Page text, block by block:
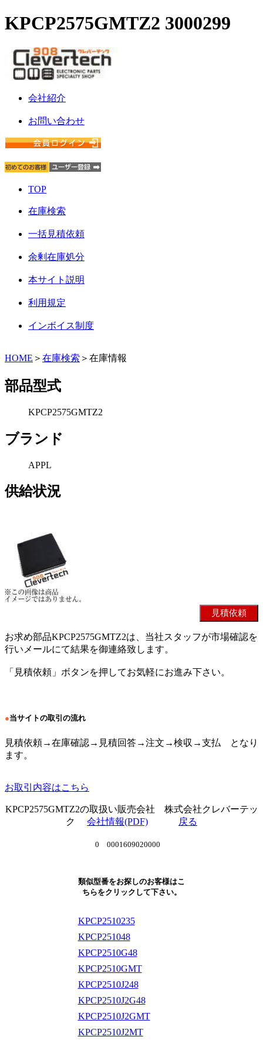
KPCP2575GMTZ2 3000299
会社紹介
お問い合わせ
TOP
在庫検索
一括見積依頼
余剰在庫処分
本サイト説明
利用規定
インボイス制度
HOME ＞ 在庫検索 ＞在庫情報
部品型式
KPCP2575GMTZ2
ブランド
APPL
供給状況
お求め部品KPCP2575GMTZ2は、当社スタッフが市場確認を
行いメールにて結果を御連絡致します。
「見積依頼」ボタンを押してお気軽にお進み下さい。
●当サイトの取引の流れ
見積依頼→在庫確認→見積回答→注文→検収→支払 となり
ます。
お取引内容はこちら
KPCP2575GMTZ2の取扱い販売会社 株式会社クレバーテッ
ク 会社情報(PDF) 戻る
0 0001609020000
類似型番をお探しのお客様はこ
ちらをクリックして下さい。
KPCP2510235
KPCP251048
KPCP2510G48
KPCP2510GMT
KPCP2510J248
KPCP2510J2G48
KPCP2510J2GMT
KPCP2510J2MT